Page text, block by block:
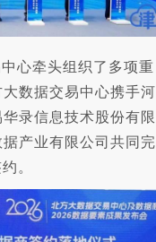
心牵头组织了多项重
数据交易中心携手河
录信息技术股份有限
产业有限公司共同完
。